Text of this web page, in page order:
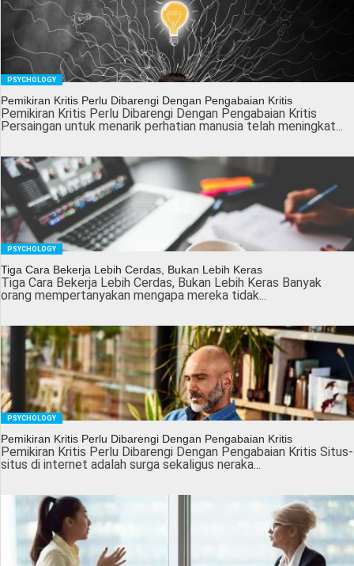
PSYCHOLOGY
Pemikiran Kritis Perlu Dibarengi Dengan Pengabaian Kritis
Pemikiran Kritis Perlu Dibarengi Dengan Pengabaian Kritis
Persaingan untuk menarik perhatian manusia telah meningkat...
PSYCHOLOGY
Tiga Cara Bekerja Lebih Cerdas, Bukan Lebih Keras
Tiga Cara Bekerja Lebih Cerdas, Bukan Lebih Keras Banyak
orang mempertanyakan mengapa mereka tidak...
PSYCHOLOGY
Pemikiran Kritis Perlu Dibarengi Dengan Pengabaian Kritis
Pemikiran Kritis Perlu Dibarengi Dengan Pengabaian Kritis Situs-
situs di internet adalah surga sekaligus neraka...